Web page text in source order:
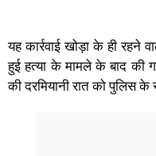
यह कार्रवाई खोड़ा के ही रहने
हुई हत्या के मामले के बाद की
की दरमियानी रात को पुलिस के